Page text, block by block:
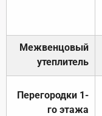
Межвенцовый
утеплитель
Перегородки 1-
го этажа